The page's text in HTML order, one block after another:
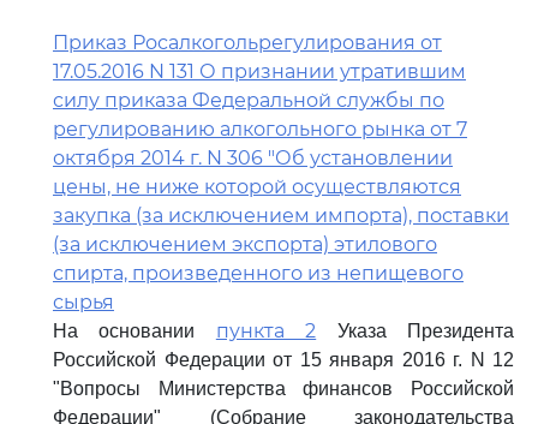
Приказ Росалкогольрегулирования от
17.05.2016 N 131 О признании утратившим
силу приказа Федеральной службы по
регулированию алкогольного рынка от 7
октября 2014 г. N 306 "Об установлении
цены, не ниже которой осуществляются
закупка (за исключением импорта), поставки
(за исключением экспорта) этилового
спирта, произведенного из непищевого
сырья
На основании пункта 2 Указа Президента
Российской Федерации от 15 января 2016 г. N 12
"Вопросы Министерства финансов Российской
Федерации" (Собрание законодательства